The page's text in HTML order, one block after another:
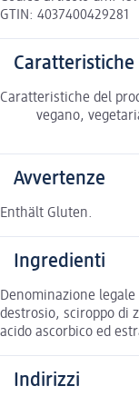
GTIN: 4037400429281
Caratteristiche
Caratteristiche del
vegano,
Avvertenze
Enthält Gluten.
Ingredienti
Denominazione
destrosio, sciroppo di
acido ascorbico ed
Indirizzi